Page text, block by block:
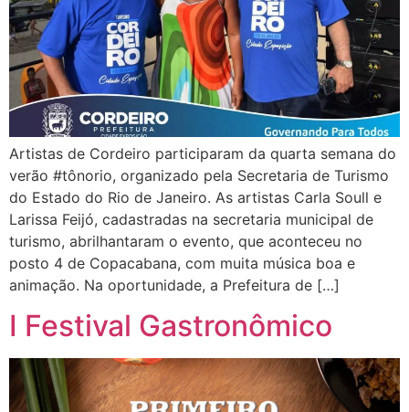
Artistas de Cordeiro participaram da quarta semana do
verão #tônorio, organizado pela Secretaria de Turismo
do Estado do Rio de Janeiro. As artistas Carla Soull e
Larissa Feijó, cadastradas na secretaria municipal de
turismo, abrilhantaram o evento, que aconteceu no
posto 4 de Copacabana, com muita música boa e
animação. Na oportunidade, a Prefeitura de […]
I Festival Gastronômico